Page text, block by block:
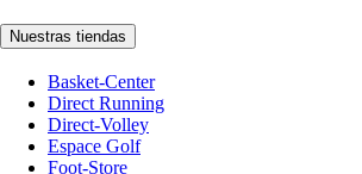
Nuestras tiendas
Basket-Center
Direct Running
Direct-Volley
Espace Golf
Foot-Store